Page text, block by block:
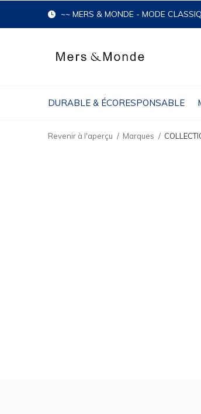
DURABLE & ÉCORESPONSABLE
~~ MERS & MONDE - MODE
Revenir à l'aperçu Marques